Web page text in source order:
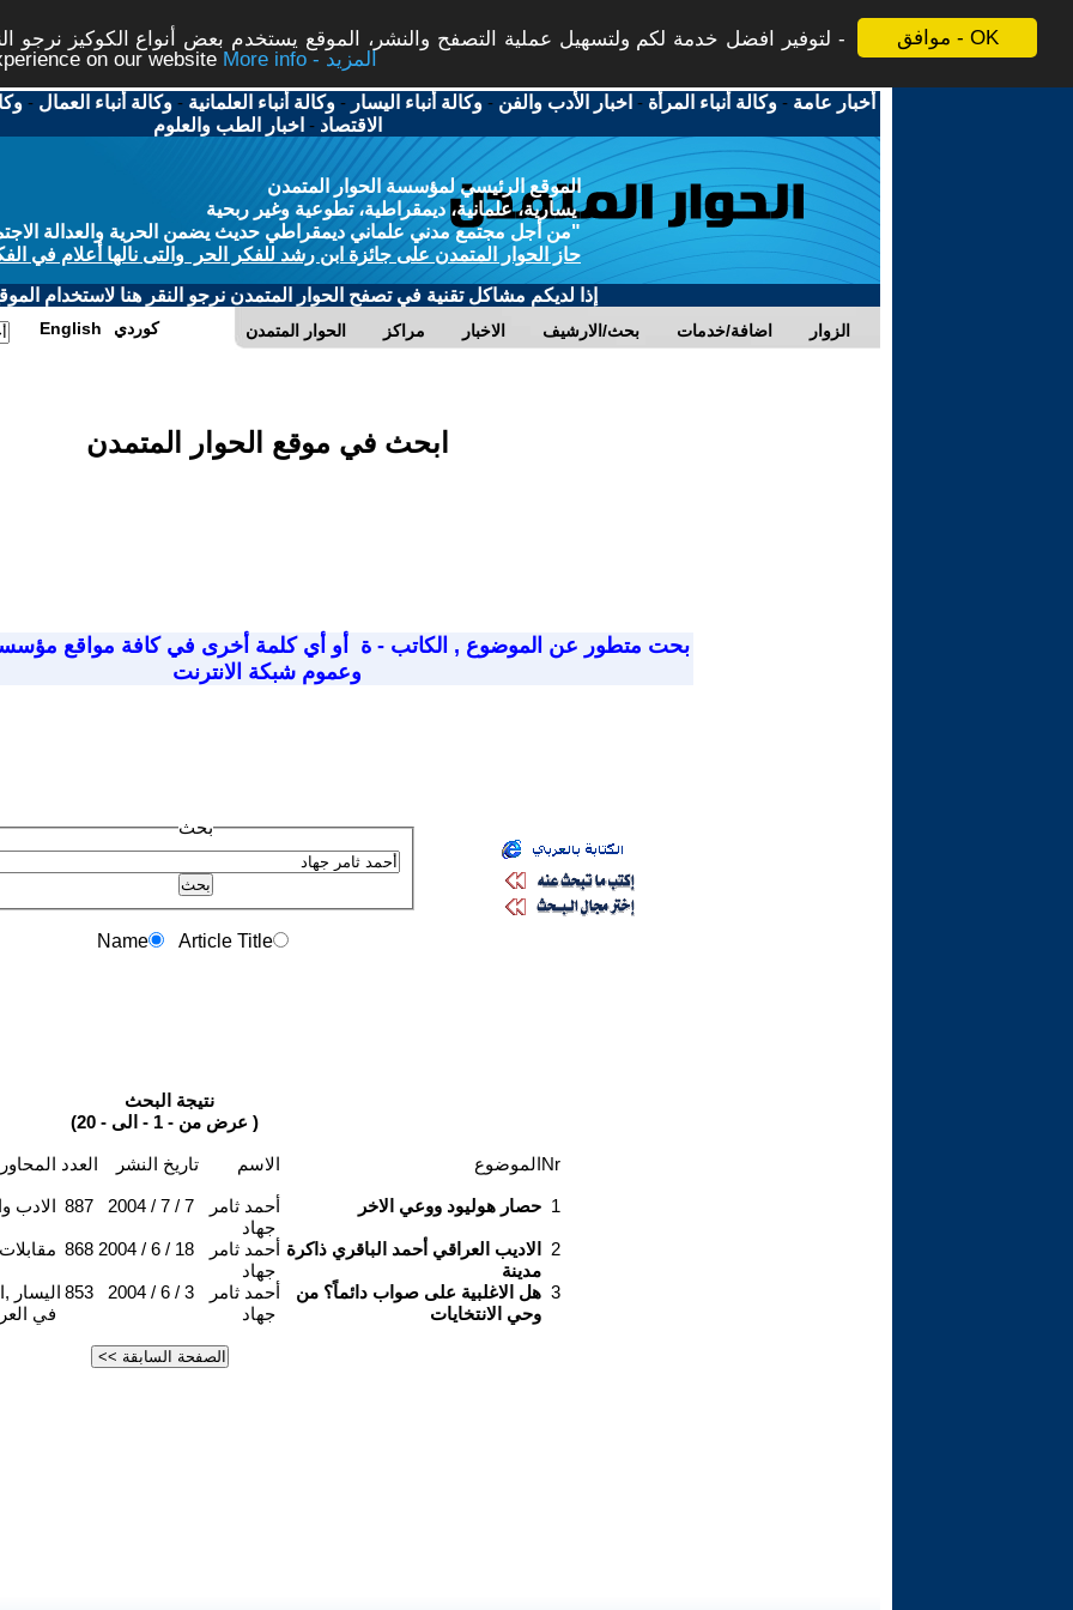
موافق - OK
لتوفير افضل خدمة لكم ولتسهيل عملية التصفح والنشر، الموقع يستخدم بعض أنواع الكوكيز نرجو
on our website
More info - المزيد
أخبار عامة -وكالة أنباء المرأة - اخبار الأدب والفن -وكالة أنباء اليسار -وكالة أنباء العلمانية -وكالة أنباء العمال -
الاقتصاد - اخبار الطب والعلوم
الموقع الرئيسي لمؤسسة الحوار المتمدن
يسارية، علمانية، ديمقراطية، تطوعية وغير ربحية
"من أجل مجتمع مدني علماني ديمقراطي حديث يضمن الحرية والعدالة
حاز الحوار المتمدن على جائزة ابن رشد للفكر الحر والتى نالها أعلام في
إذا لديكم مشاكل تقنية في تصفح الحوار المتمدن نرجو النقر هنا لاستخدام
الحوار المتمدن مراكز الاخبار بحث/الارشيف اضافة/خدمات الزوار English كوردي
ابحث في موقع الحوار المتمدن
بحت متطور عن الموضوع , الكاتب - ة
أو أي كلمة أخرى في كافة مواقع
وعموم شبكة الانترنت
بحث
Name Article Title
نتيجة البحث
(عرض من - 1 - الى - 20 )
العدد تاريخ النشر الاسم الموضوعNr
الادب 887 2004 / 7 / 7
أحمد ثامر
جهاد
حصار هوليود ووعي الاخر 1
868 2004 / 6 / 18
أحمد ثامر
جهاد
الاديب العراقي أحمد الباقري ذاكرة
مدينة
2
اليسار
في
853 2004 / 6 / 3
أحمد ثامر
جهاد
هل الاغلبية على صواب دائماً؟ من
وحي الانتخايات
3